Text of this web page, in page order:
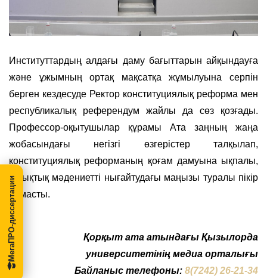
Институттардың алдағы даму бағыттарын айқындауға
және ұжымның ортақ мақсатқа жұмылуына серпін
берген кездесуде Ректор конституциялық реформа мен
республикалық референдум жайлы да сөз қозғады.
Профессор-оқытушылар құрамы Ата заңның жаңа
жобасындағы негізгі өзгерістер талқылап,
конституциялық реформаның қоғам дамуына ықпалы,
құқықтық мәдениетті нығайтудағы маңызы туралы пікір
алмасты.
Қорқыт ата атындағы Қызылорда
университетінің медиа орталығы
Байланыс телефоны: 8(7242) 26-21-34
МегаПРО-диссертации